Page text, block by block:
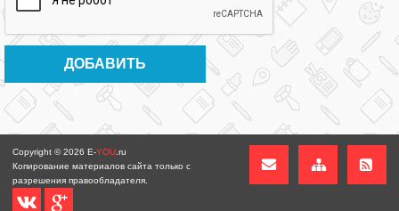
Copyright © 2026 E-YOU .ru
Копирование материалов сайта только с
разрешения правообладателя.